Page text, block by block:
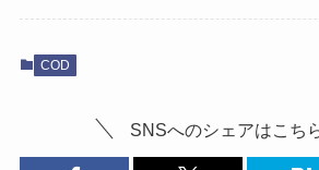
COD
SNSへのシェアはこち